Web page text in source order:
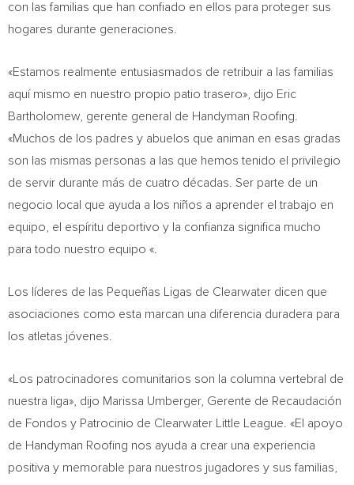
con las familias que han confiado en ellos para proteger sus
hogares durante generaciones.
«Estamos realmente entusiasmados de retribuir a las familias
aquí mismo en nuestro propio patio trasero», dijo Eric
Bartholomew, gerente general de Handyman Roofing.
«Muchos de los padres y abuelos que animan en esas gradas
son las mismas personas a las que hemos tenido el privilegio
de servir durante más de cuatro décadas. Ser parte de un
negocio local que ayuda a los niños a aprender el trabajo en
equipo, el espíritu deportivo y la confianza significa mucho
para todo nuestro equipo «.
Los líderes de las Pequeñas Ligas de Clearwater dicen que
asociaciones como esta marcan una diferencia duradera para
los atletas jóvenes.
«Los patrocinadores comunitarios son la columna vertebral de
nuestra liga», dijo Marissa Umberger, Gerente de Recaudación
de Fondos y Patrocinio de Clearwater Little League. «El apoyo
de Handyman Roofing nos ayuda a crear una experiencia
positiva y memorable para nuestros jugadores y sus familias,